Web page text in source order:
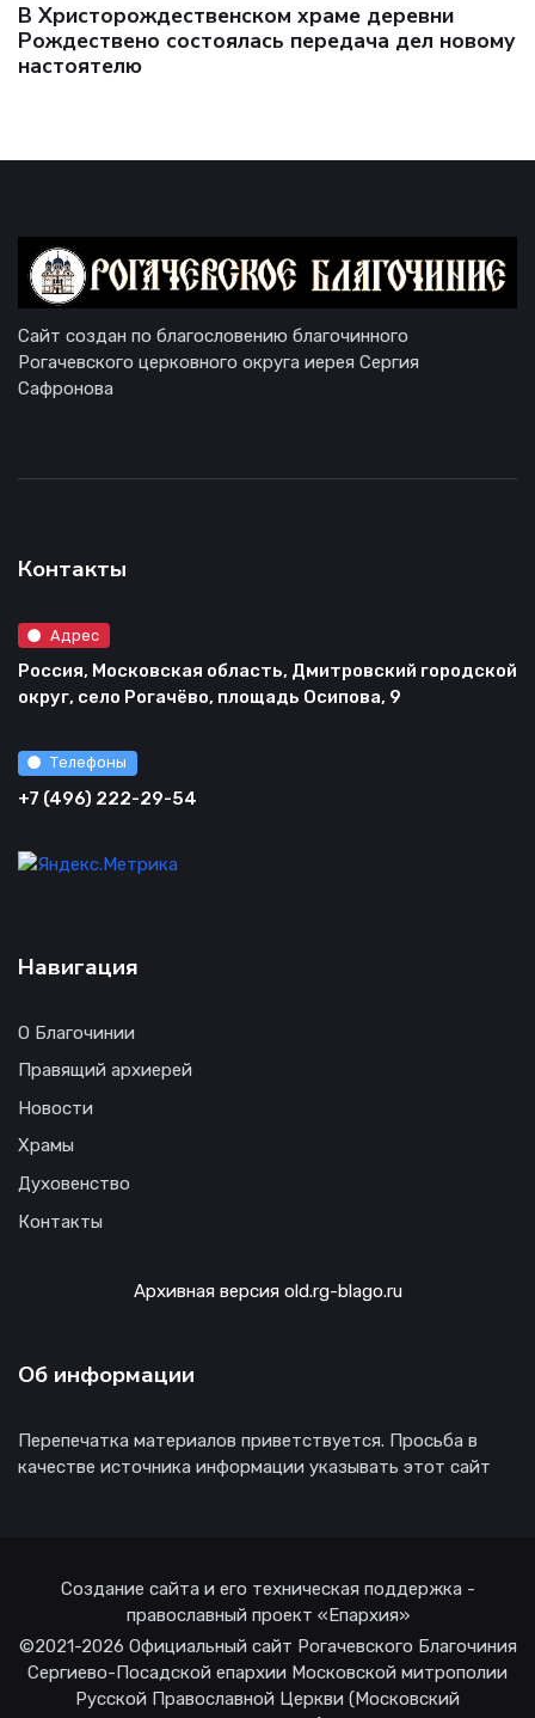
В Христорождественском храме деревни
Рождествено состоялась передача дел новому
настоятелю
Сайт создан по благословению благочинного
Рогачевского церковного округа иерея Сергия
Сафронова
Контакты
Адрес
Россия, Московская область, Дмитровский городской
округ, село Рогачёво, площадь Осипова, 9
Телефоны
+7 (496) 222-29-54
Навигация
О Благочинии
Правящий архиерей
Новости
Храмы
Духовенство
Контакты
Архивная версия old.rg-blago.ru
Об информации
Перепечатка материалов приветствуется. Просьба в
качестве источника информации указывать этот сайт
Создание сайта и его техническая поддержка -
православный проект «Епархия»
©2021-2026 Официальный сайт Рогачевского Благочиния
Сергиево-Посадской епархии Московской митрополии
Русской Православной Церкви (Московский